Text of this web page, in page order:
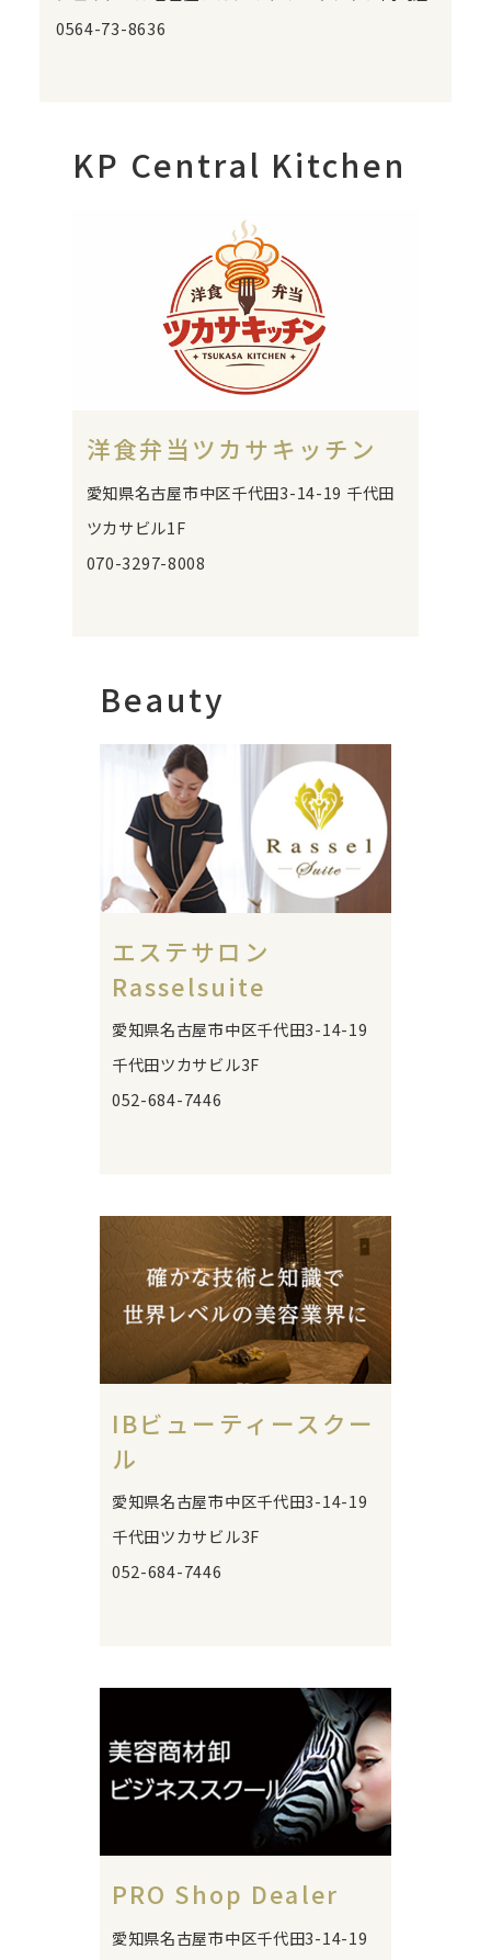
0564-73-8636
KP Central Kitchen
洋食弁当ツカサキッチン
愛知県名古屋市中区千代田3-14-19 千代田
ツカサビル1F
070-3297-8008
Beauty
エステサロン
Rasselsuite
愛知県名古屋市中区千代田3-14-19
千代田ツカサビル3F
052-684-7446
IBビューティースクー
ル
愛知県名古屋市中区千代田3-14-19
千代田ツカサビル3F
052-684-7446
PRO Shop Dealer
愛知県名古屋市中区千代田3-14-19